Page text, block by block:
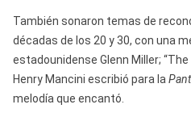
También sonaron temas de
décadas de los 20 y 30, con una
estadounidense Glenn Miller;
Henry Mancini escribió para la
melodía que encantó.